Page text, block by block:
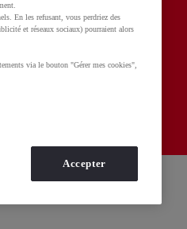
En les refusant, vous perdriez des
et réseaux sociaux) pourraient alors
via le bouton "Gérer mes cookies",
Accepter